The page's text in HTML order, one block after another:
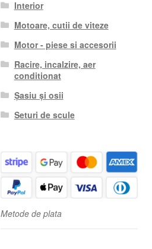
Interior
Motoare, cutii de viteze
Motor - piese si accesorii
Racire, incalzire, aer
conditionat
Șasiu și osii
Seturi de scule
Metode de plata